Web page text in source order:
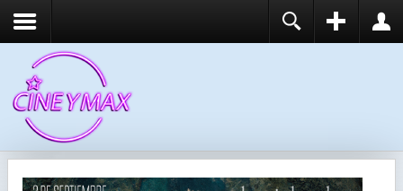
RECUÉRDEME